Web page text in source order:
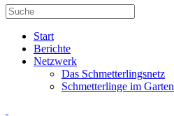
Start
Berichte
Netzwerk
Das Schmetterlingsnetz
Schmetterlinge im Garten